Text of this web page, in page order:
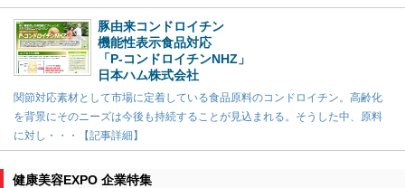
豚由来コンドロイチン
機能性表示食品対応
「P-コンドロイチンNHZ」
日本ハム株式会社
関節対応素材として市場に定着している食品原料のコンドロイチン。高齢化
を背景にそのニーズは今後も持続することが見込まれる。そうした中、原料
に対し・・・【記事詳細】
健康美容EXPO 企業特集